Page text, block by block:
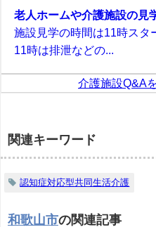
老人ホームや介護施設の見
施設見学の時間は11時スタ
11時は排泄などの...
介護施設Q&A
関連キーワード
認知症対応型共同生活介護
和歌山市の関連記事